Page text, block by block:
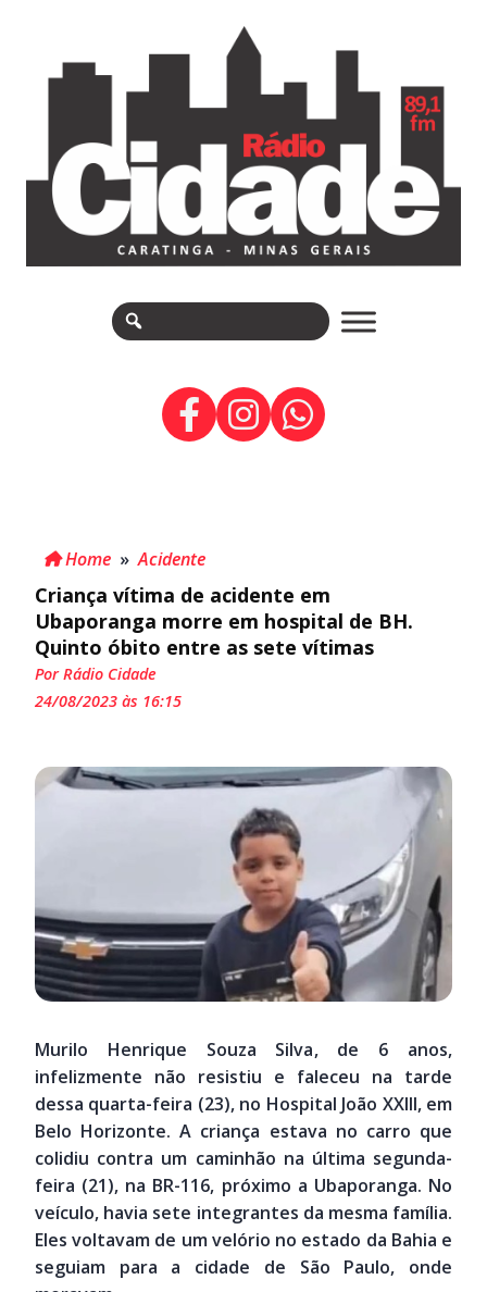
Home »Acidente
Criança vítima de acidente em
Ubaporanga morre em hospital de BH.
Quinto óbito entre as sete vítimas
Por Rádio Cidade
24/08/2023 às 16:15
Murilo Henrique Souza Silva, de 6 anos,
infelizmente não resistiu e faleceu na tarde
dessa quarta-feira (23), no Hospital João XXIII, em
Belo Horizonte. A criança estava no carro que
colidiu contra um caminhão na última segunda-
feira (21), na BR-116, próximo a Ubaporanga. No
veículo, havia sete integrantes da mesma família.
Eles voltavam de um velório no estado da Bahia e
seguiam para a cidade de São Paulo, onde